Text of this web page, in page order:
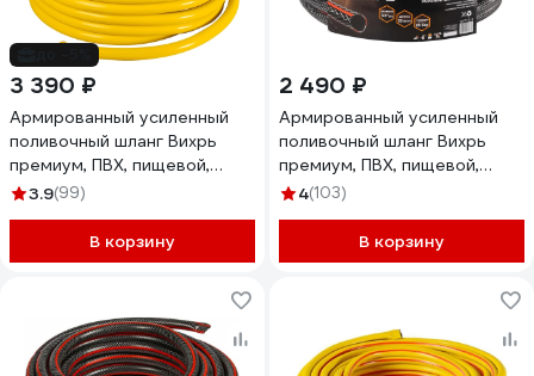
3 390 ₽
Армированный усиленный
поливочный шланг Вихрь
премиум, ПВХ, пищевой,
трехслойный, 3/4", 50 м,
3.9(99)
В корзину
2 490 ₽
Армированный усиленный
поливочный шланг Вихрь
премиум, ПВХ, пищевой,
трехслойный, 3/4", 25 м
4(103)
В корзину